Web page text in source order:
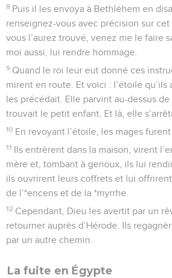
8 Puis il les envoya à Bethléhem en
renseignez-vous avec précision sur
vous l’aurez trouvé, venez me le faire
moi aussi, lui rendre hommage.
9 Quand le roi leur eut donné ces
mirent en route. Et voici : l’étoile qu’ils
les précédait. Elle parvint au-dessus de
trouvait le petit enfant. Et là, elle
10 En revoyant l’étoile, les mages
11 Ils entrèrent dans la maison, virent
mère et, tombant à genoux, ils lui
ils ouvrirent leurs coffrets et lui offrirent
de l’*encens et de la *myrrhe.
12 Cependant, Dieu les avertit par un
retourner auprès d’Hérode. Ils
par un autre chemin.
La fuite en Égypte